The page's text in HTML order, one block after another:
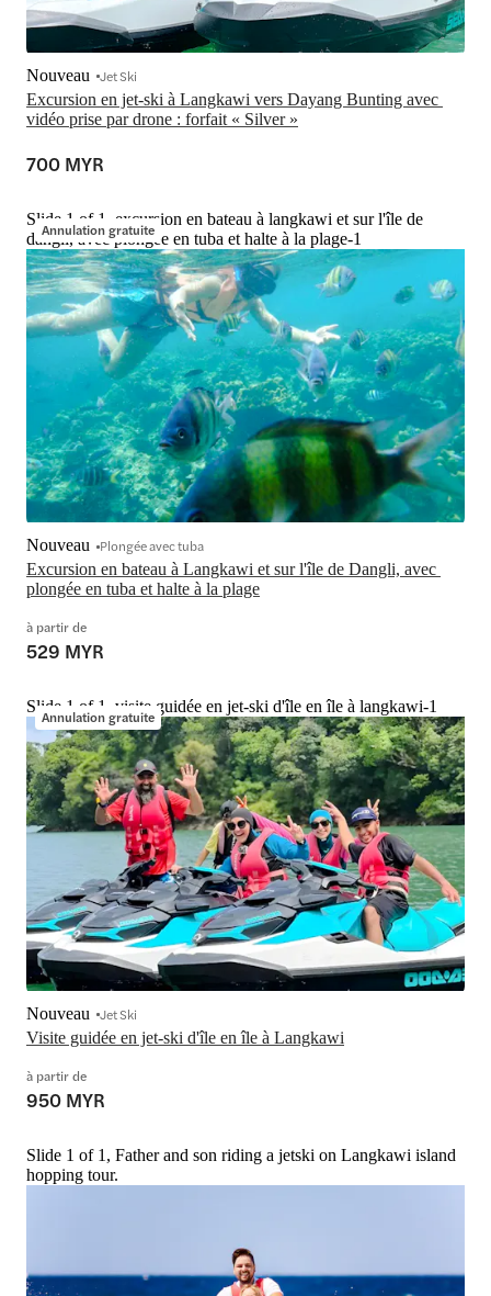
Excursion en jet-ski à Langkawi vers Dayang Bunting avec
vidéo prise par drone : forfait « Silver »
Nouveau Jet Ski
700 MYR
Annulation gratuite
Slide 1 of 1, excursion en bateau à langkawi et sur l'île de
dangli, avec plongée en tuba et halte à la plage-1
Excursion en bateau à Langkawi et sur l'île de Dangli, avec
plongée en tuba et halte à la plage
Nouveau Plongée avec tuba
à partir de
529 MYR
Annulation gratuite
Slide 1 of 1, visite guidée en jet-ski d'île en île à langkawi-1
Visite guidée en jet-ski d'île en île à Langkawi
Nouveau Jet Ski
à partir de
950 MYR
Slide 1 of 1, Father and son riding a jetski on Langkawi island
hopping tour.